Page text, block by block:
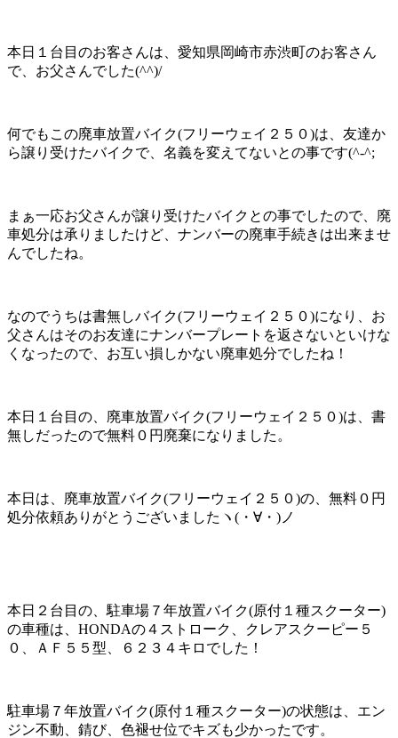
本日１台目のお客さんは、愛知県岡崎市赤渋町のお客さん
で、お父さんでした(^^)/
何でもこの廃車放置バイク(フリーウェイ２５０)は、友達か
ら譲り受けたバイクで、名義を変えてないとの事です(^-^;
まぁ一応お父さんが譲り受けたバイクとの事でしたので、廃
車処分は承りましたけど、ナンバーの廃車手続きは出来ませ
んでしたね。
なのでうちは書無しバイク(フリーウェイ２５０)になり、お
父さんはそのお友達にナンバープレートを返さないといけな
くなったので、お互い損しかない廃車処分でしたね！
本日１台目の、廃車放置バイク(フリーウェイ２５０)は、書
無しだったので無料０円廃棄になりました。
本日は、廃車放置バイク(フリーウェイ２５０)の、無料０円
処分依頼ありがとうございましたヽ(・∀・)ノ
本日２台目の、駐車場７年放置バイク(原付１種スクーター)
の車種は、HONDAの４ストローク、クレアスクーピー５
０、ＡＦ５５型、６２３４キロでした！
駐車場７年放置バイク(原付１種スクーター)の状態は、エン
ジン不動、錆び、色褪せ位でキズも少かったです。